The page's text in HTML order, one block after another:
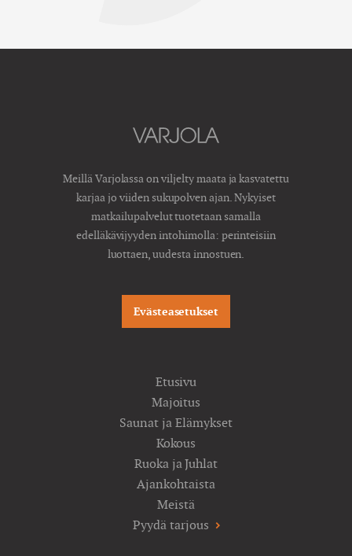
Meillä Varjolassa on viljelty maata ja kasvatettu
karjaa jo viiden sukupolven ajan. Nykyiset
matkailupalvelut tuotetaan samalla
edelläkävijyyden intohimolla: perinteisiin
luottaen, uudesta innostuen.
Evästeasetukset
Etusivu
Majoitus
Saunat ja Elämykset
Kokous
Ruoka ja Juhlat
Ajankohtaista
Meistä
Pyydä tarjous